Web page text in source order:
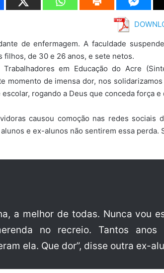
de enfermagem. A faculdade
filhos, de 30 e 26 anos, e sete netos.
em Educação do Acre
momento de imensa dor, nos
rogando a Deus que conceda força
causou comoção nas redes sociais
e ex-alunos não sentirem essa perda.
a melhor de todas. Nunca vou
no recreio. Tantos anos
ela. Que dor”, disse outra ex-